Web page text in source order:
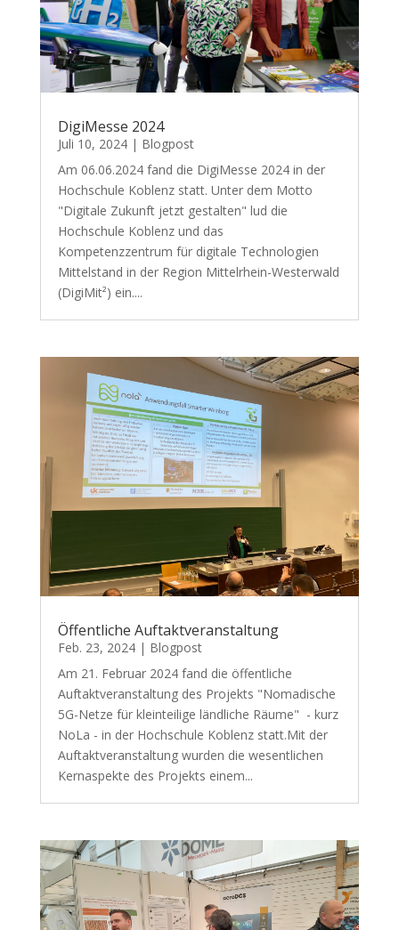
DigiMesse 2024
Juli 10, 2024| Blogpost
Am 06.06.2024 fand die DigiMesse 2024 in der
Hochschule Koblenz statt. Unter dem Motto
"Digitale Zukunft jetzt gestalten" lud die
Hochschule Koblenz und das
Kompetenzzentrum für digitale Technologien
Mittelstand in der Region Mittelrhein-Westerwald
(DigiMit²) ein....
Öffentliche Auftaktveranstaltung
Feb. 23, 2024| Blogpost
Am 21. Februar 2024 fand die öffentliche
Auftaktveranstaltung des Projekts "Nomadische
5G-Netze für kleinteilige ländliche Räume" - kurz
NoLa - in der Hochschule Koblenz statt.Mit der
Auftaktveranstaltung wurden die wesentlichen
Kernaspekte des Projekts einem...